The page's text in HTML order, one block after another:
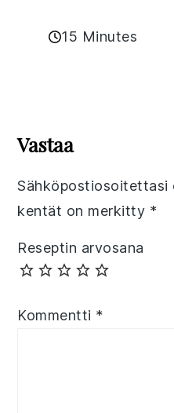
15 Minutes
Interactions
Vastaa
Sähköpostiosoitettasi
kentät on merkitty *
Reseptin arvosana
Kommentti *